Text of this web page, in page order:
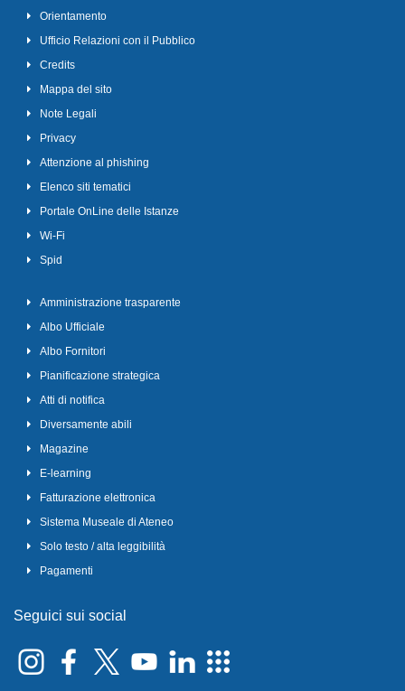
Orientamento
Ufficio Relazioni con il Pubblico
Credits
Mappa del sito
Note Legali
Privacy
Attenzione al phishing
Elenco siti tematici
Portale OnLine delle Istanze
Wi-Fi
Spid
Amministrazione trasparente
Albo Ufficiale
Albo Fornitori
Pianificazione strategica
Atti di notifica
Diversamente abili
Magazine
E-learning
Fatturazione elettronica
Sistema Museale di Ateneo
Solo testo / alta leggibilità
Pagamenti
Seguici sui social